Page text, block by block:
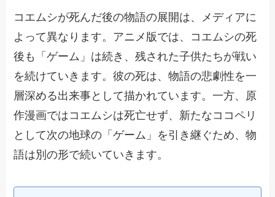
コエムシが死んだ後の物語の展開は、メディアに
よって異なります。アニメ版では、コエムシの死
後も「ゲーム」は続き、残された子供たちが戦い
を続けていきます。彼の死は、物語の悲劇性を一
層深める出来事として描かれています。一方、原
作漫画ではコエムシは死亡せず、新たなココペリ
として次の地球の「ゲーム」を引き継ぐため、物
語は別の形で続いていきます。